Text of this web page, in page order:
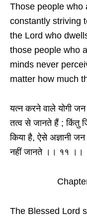
Those people who
constantly striving
the Lord who
those people who
minds never
matter how much
यत्न करने वाले योगी
तत्व से जानते हैं ; किंतु
किया है, ऐसे अज्ञानी
नहीं जानते ।। ११ ।।
The Blessed Lord